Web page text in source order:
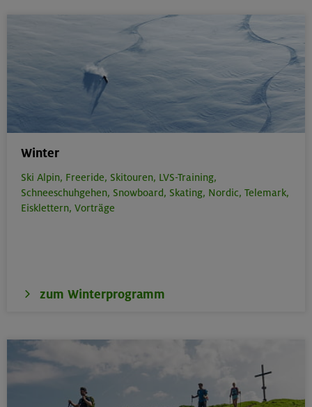
Winter
Ski Alpin, Freeride, Skitouren, LVS-Training,
Schneeschuhgehen, Snowboard, Skating, Nordic, Telemark,
Eisklettern, Vorträge
zum Winterprogramm